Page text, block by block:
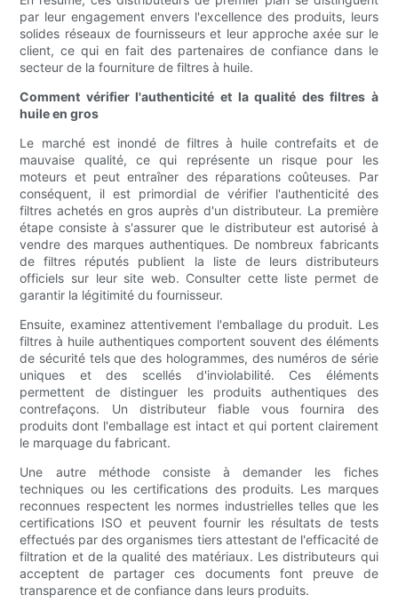
par leur engagement envers l'excellence des produits, leurs
solides réseaux de fournisseurs et leur approche axée sur le
client, ce qui en fait des partenaires de confiance dans le
secteur de la fourniture de filtres à huile.
Comment vérifier l'authenticité et la qualité des filtres à
huile en gros
Le marché est inondé de filtres à huile contrefaits et de
mauvaise qualité, ce qui représente un risque pour les
moteurs et peut entraîner des réparations coûteuses. Par
conséquent, il est primordial de vérifier l'authenticité des
filtres achetés en gros auprès d'un distributeur. La première
étape consiste à s'assurer que le distributeur est autorisé à
vendre des marques authentiques. De nombreux fabricants
de filtres réputés publient la liste de leurs distributeurs
officiels sur leur site web. Consulter cette liste permet de
garantir la légitimité du fournisseur.
Ensuite, examinez attentivement l'emballage du produit. Les
filtres à huile authentiques comportent souvent des éléments
de sécurité tels que des hologrammes, des numéros de série
uniques et des scellés d'inviolabilité. Ces éléments
permettent de distinguer les produits authentiques des
contrefaçons. Un distributeur fiable vous fournira des
produits dont l'emballage est intact et qui portent clairement
le marquage du fabricant.
Une autre méthode consiste à demander les fiches
techniques ou les certifications des produits. Les marques
reconnues respectent les normes industrielles telles que les
certifications ISO et peuvent fournir les résultats de tests
effectués par des organismes tiers attestant de l'efficacité de
filtration et de la qualité des matériaux. Les distributeurs qui
acceptent de partager ces documents font preuve de
transparence et de confiance dans leurs produits.